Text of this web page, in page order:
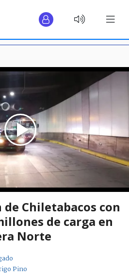
de Chiletabacos con
de carga en
Norte
Pino